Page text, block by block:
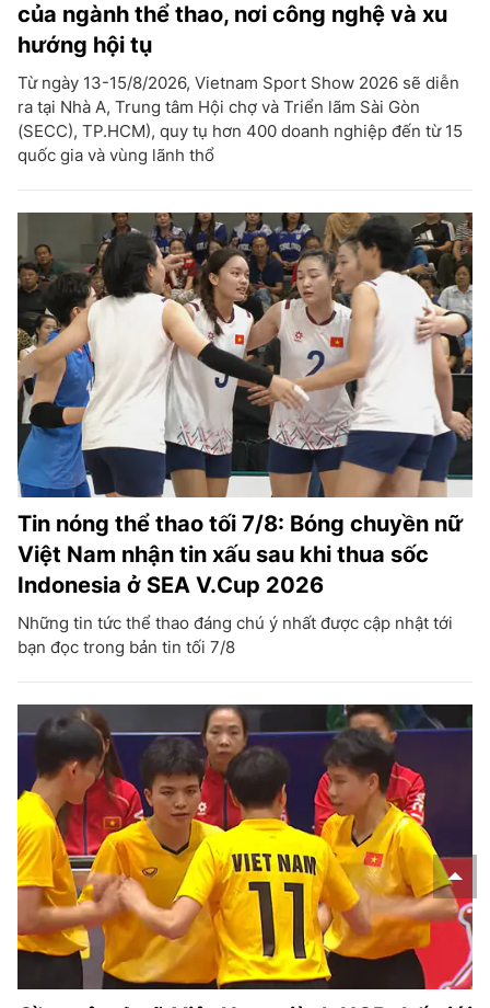
của ngành thể thao, nơi công nghệ và xu
hướng hội tụ
Từ ngày 13-15/8/2026, Vietnam Sport Show 2026 sẽ diễn
ra tại Nhà A, Trung tâm Hội chợ và Triển lãm Sài Gòn
(SECC), TP.HCM), quy tụ hơn 400 doanh nghiệp đến từ 15
quốc gia và vùng lãnh thổ
Tin nóng thể thao tối 7/8: Bóng chuyền nữ
Việt Nam nhận tin xấu sau khi thua sốc
Indonesia ở SEA V.Cup 2026
Những tin tức thể thao đáng chú ý nhất được cập nhật tới
bạn đọc trong bản tin tối 7/8